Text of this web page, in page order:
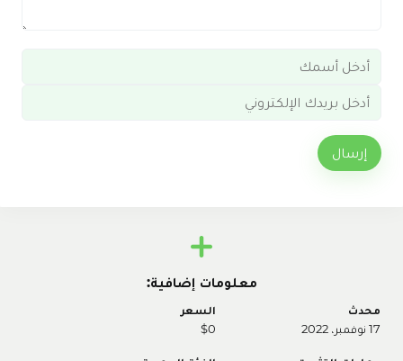
إرسال
معلومات إضافية:
محدث
17 نوفمبر، 2022
السعر
$0